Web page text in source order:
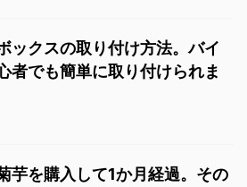
ックスの取り付け方法。バイ
者でも簡単に取り付けられま
芋を購入して1か月経過。その